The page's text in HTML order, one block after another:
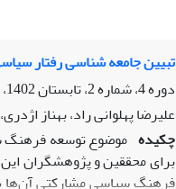
تبیین جامعه شناسی رفتار
دوره 4، شماره 2، تابستان 1402، صفحه
علیرضا پهلوانی راد، بهناز
چکیده موضوع توسعه فرهنگ
برای محققین و پژوهشگران
فرهنگ سیاسی مشارکتی آن‌ها